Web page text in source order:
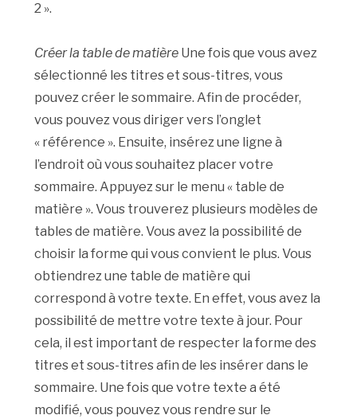
2 ».
Créer la table de matière Une fois que vous avez
sélectionné les titres et sous-titres, vous
pouvez créer le sommaire. Afin de procéder,
vous pouvez vous diriger vers l’onglet
« référence ». Ensuite, insérez une ligne à
l’endroit où vous souhaitez placer votre
sommaire. Appuyez sur le menu « table de
matière ». Vous trouverez plusieurs modèles de
tables de matière. Vous avez la possibilité de
choisir la forme qui vous convient le plus. Vous
obtiendrez une table de matière qui
correspond à votre texte. En effet, vous avez la
possibilité de mettre votre texte à jour. Pour
cela, il est important de respecter la forme des
titres et sous-titres afin de les insérer dans le
sommaire. Une fois que votre texte a été
modifié, vous pouvez vous rendre sur le